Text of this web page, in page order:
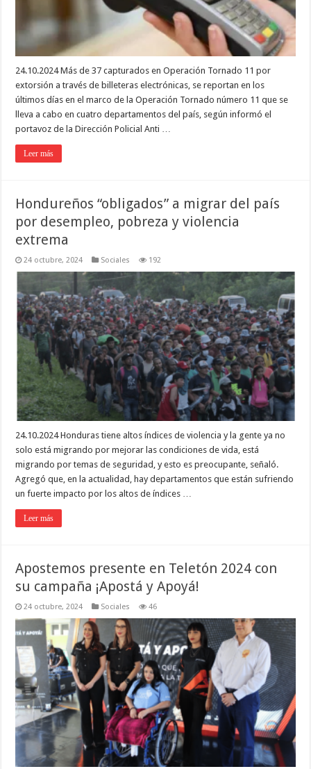
24.10.2024 Más de 37 capturados en Operación Tornado 11 por
extorsión a través de billeteras electrónicas, se reportan en los
últimos días en el marco de la Operación Tornado número 11 que se
lleva a cabo en cuatro departamentos del país, según informó el
portavoz de la Dirección Policial Anti …
Leer más
Hondureños “obligados” a migrar del país
por desempleo, pobreza y violencia
extrema
24 octubre, 2024 Sociales 192
24.10.2024 Honduras tiene altos índices de violencia y la gente ya no
solo está migrando por mejorar las condiciones de vida, está
migrando por temas de seguridad, y esto es preocupante, señaló.
Agregó que, en la actualidad, hay departamentos que están sufriendo
un fuerte impacto por los altos de índices …
Leer más
Apostemos presente en Teletón 2024 con
su campaña ¡Apostá y Apoyá!
24 octubre, 2024 Sociales 46